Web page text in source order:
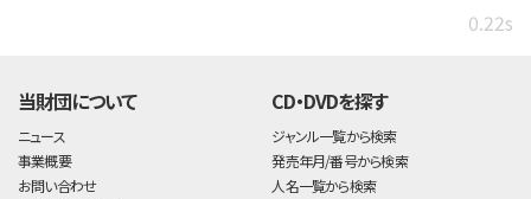
0.22s
当財団について
ニュース
事業概要
お問い合わせ
CD・DVDを探す
ジャンル一覧から検索
発売年月/番号から検索
人名一覧から検索